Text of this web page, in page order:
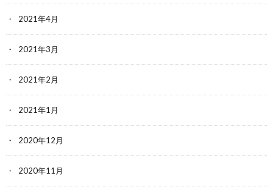
2021年4月
2021年3月
2021年2月
2021年1月
2020年12月
2020年11月